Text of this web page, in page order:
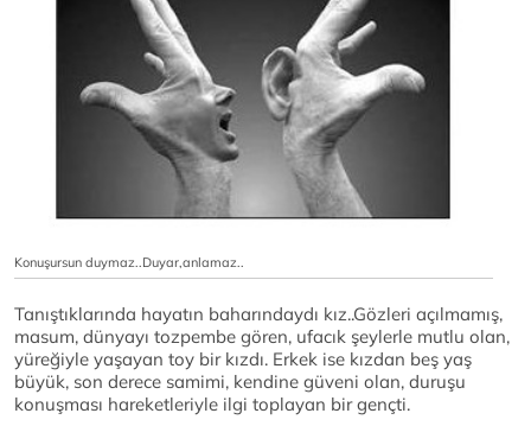
Konuşursun duymaz..Duyar,anlamaz..
Tanıştıklarında hayatın baharındaydı kız..Gözleri açılmamış,
masum, dünyayı tozpembe gören, ufacık şeylerle mutlu olan,
yüreğiyle yaşayan toy bir kızdı. Erkek ise kızdan beş yaş
büyük, son derece samimi, kendine güveni olan, duruşu
konuşması hareketleriyle ilgi toplayan bir gençti.